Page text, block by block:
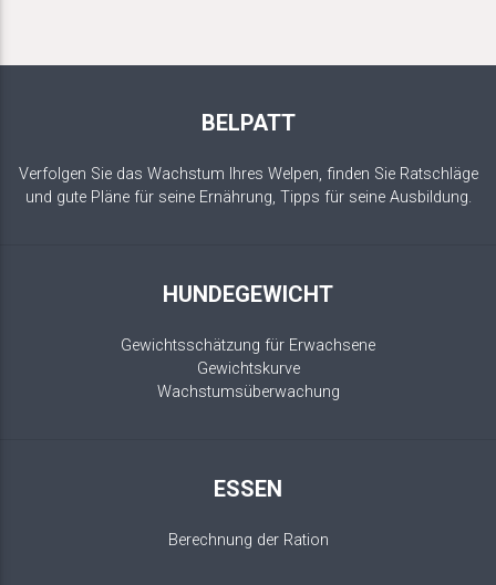
BELPATT
Verfolgen Sie das Wachstum Ihres Welpen, finden Sie Ratschläge
und gute Pläne für seine Ernährung, Tipps für seine Ausbildung.
HUNDEGEWICHT
Gewichtsschätzung für Erwachsene
Gewichtskurve
Wachstumsüberwachung
ESSEN
Berechnung der Ration